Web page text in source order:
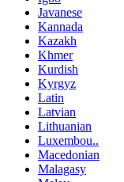
Javanese
Kannada
Kazakh
Khmer
Kurdish
Kyrgyz
Latin
Latvian
Lithuanian
Luxembou..
Macedonian
Malagasy